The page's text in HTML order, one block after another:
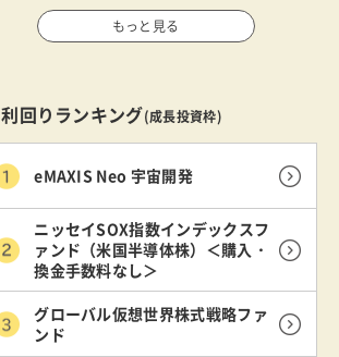
もっと見る
利回りランキング(成長投資枠)
eMAXIS Neo 宇宙開発
ニッセイSOX指数インデックスフ
ァンド（米国半導体株）＜購入・
換金手数料なし＞
グローバル仮想世界株式戦略ファ
ンド